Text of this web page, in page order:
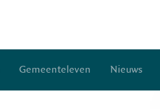
Gemeenteleven Nieuws